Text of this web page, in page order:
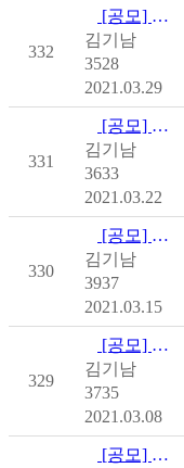
332
[공모] [사회복지공동모금회] 온라인배분사업
김기남
3528
2021.03.29
331
[공모] [사회복지공동모금회] 온라인배분사업 - 제주
김기남
3633
2021.03.22
330
[공모] [사회복지공동모금회] 온라인배분사업 - 대전
김기남
3937
2021.03.15
329
[공모] [사회복지공동모금회] 온라인배분사업
김기남
3735
2021.03.08
[공모] [사회복지공동모금회] 온라인배분사업 - 경남